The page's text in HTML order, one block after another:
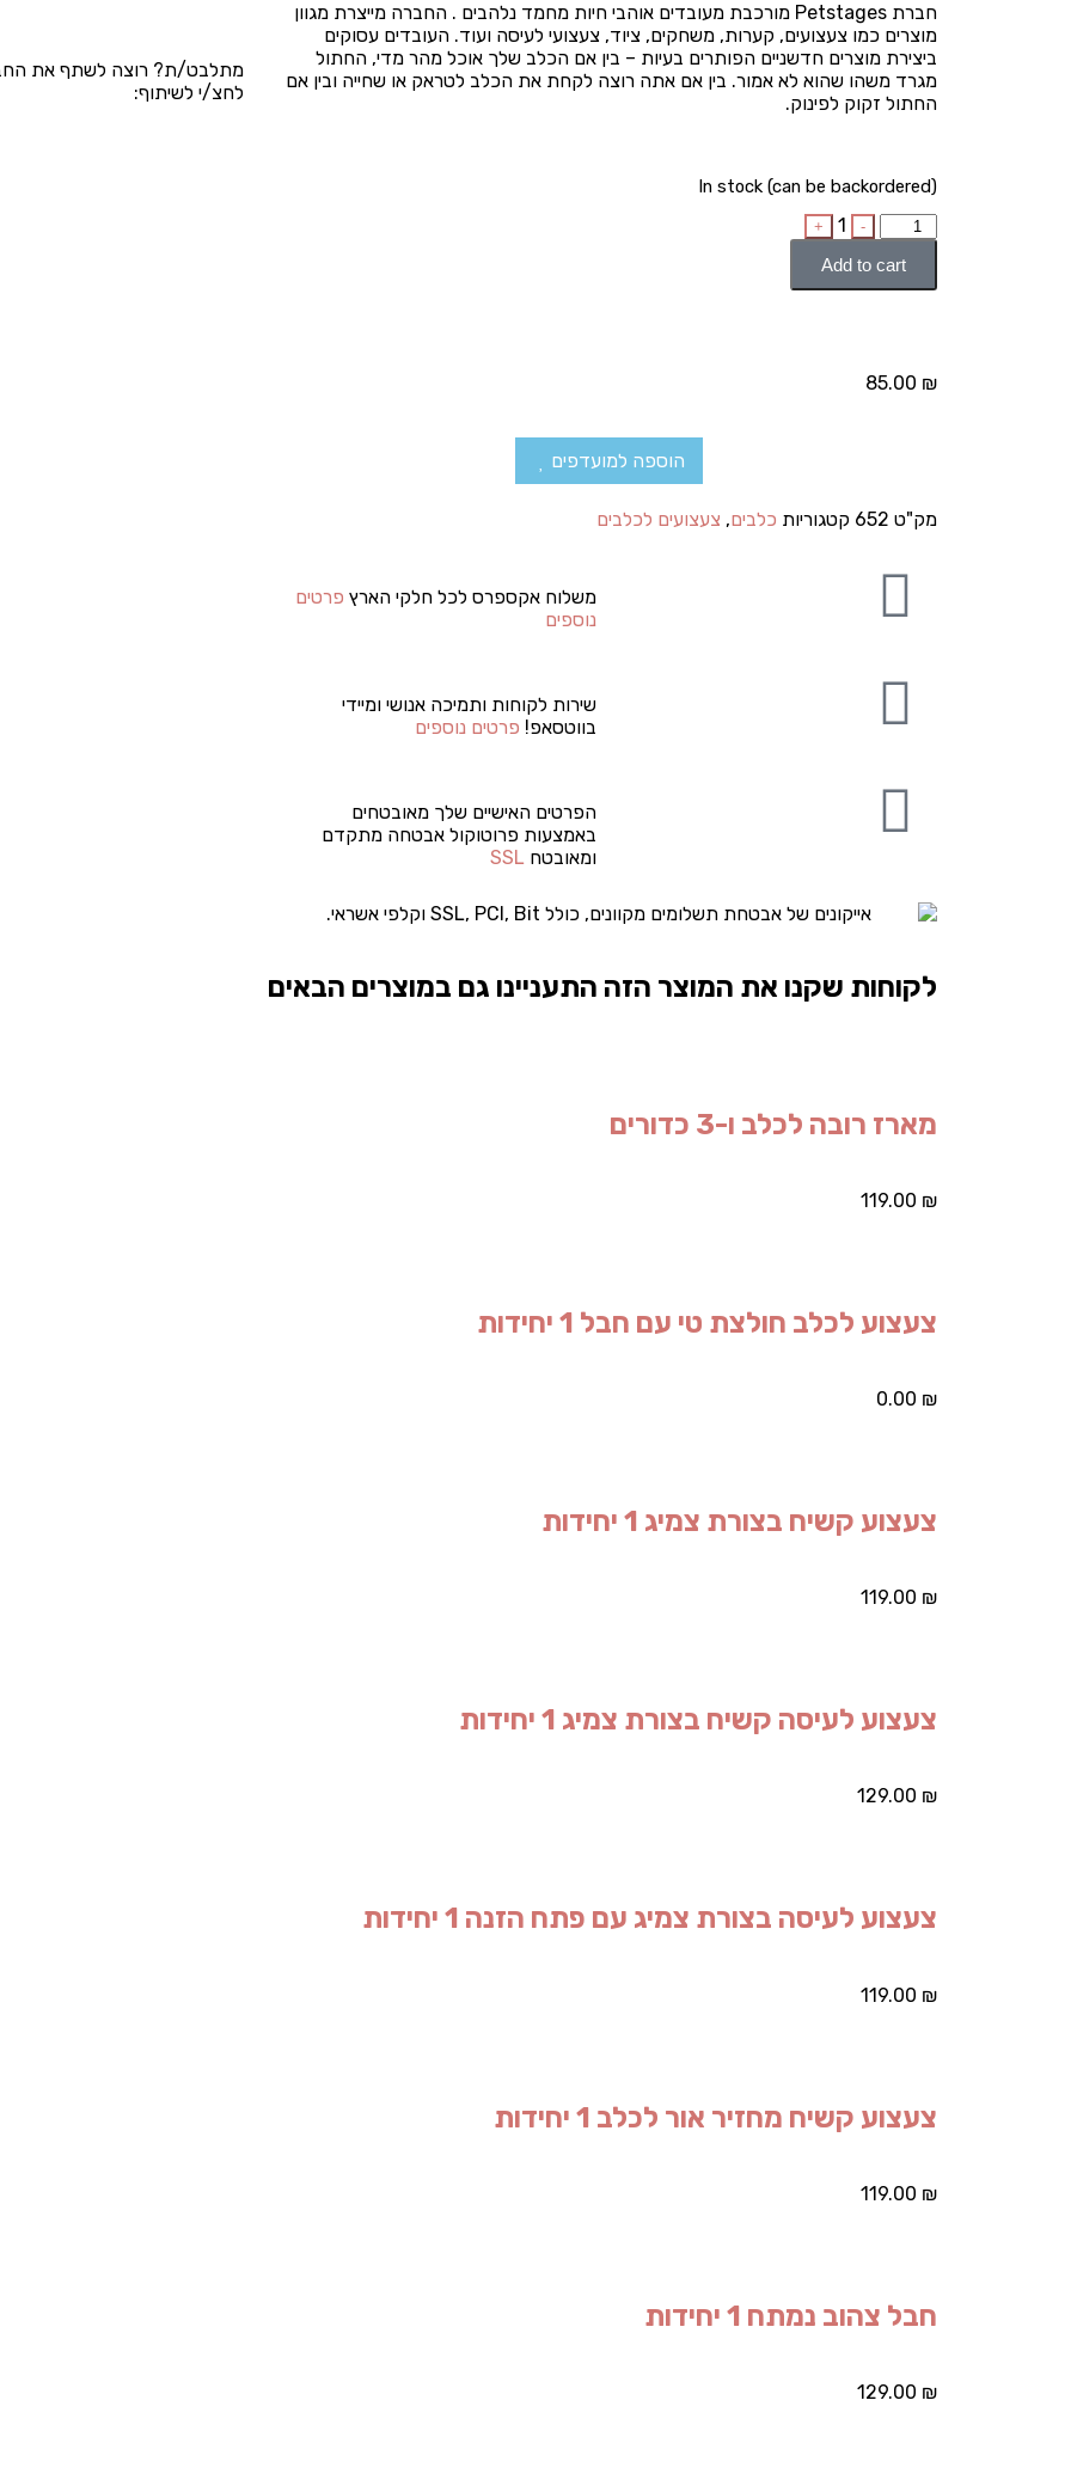
חברת Petstages מורכבת מעובדים אוהבי חיות מחמד נלהבים . החברה מייצרת מגוון
מוצרים כמו צעצועים, קערות, משחקים, ציוד, צעצועי לעיסה ועוד. העובדים עסוקים
ביצירת מוצרים חדשניים הפותרים בעיות – בין אם הכלב שלך אוכל מהר מדי, החתול
מגרד משהו שהוא לא אמור. בין אם אתה רוצה לקחת את הכלב לטראק או שחייה ובין אם
החתול זקוק לפינוק.
In stock (can be backordered)
-
1
+
Add to cart
85.00 ₪
הוספה למועדפים
מק"ט 652 קטגוריות כלבים, צעצועים לכלבים
משלוח אקספרס לכל חלקי הארץ פרטים
נוספים
שירות לקוחות ותמיכה אנושי ומיידי
בווטסאפ! פרטים נוספים
הפרטים האישיים שלך מאובטחים
באמצעות פרוטוקול אבטחה מתקדם
ומאובטח SSL
מתלבט/ת? רוצה לשתף את
לחצ/י לשיתוף:
לקוחות שקנו את המוצר הזה התעניינו גם במוצרים הבאים
מארז רובה לכלב ו-3 כדורים
119.00 ₪
צעצוע לכלב חולצת טי עם חבל 1 יחידות
0.00 ₪
צעצוע קשיח בצורת צמיג 1 יחידות
119.00 ₪
צעצוע לעיסה קשיח בצורת צמיג 1 יחידות
129.00 ₪
צעצוע לעיסה בצורת צמיג עם פתח הזנה 1 יחידות
119.00 ₪
צעצוע קשיח מחזיר אור לכלב 1 יחידות
119.00 ₪
חבל צהוב נמתח 1 יחידות
129.00 ₪